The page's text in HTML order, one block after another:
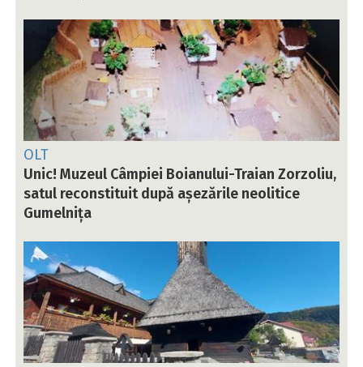
OLT
Unic! Muzeul Câmpiei Boianului-Traian Zorzoliu,
satul reconstituit după așezările neolitice
Gumelnița